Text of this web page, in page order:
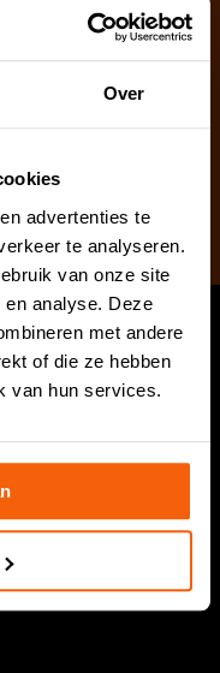
Over
advertenties te
te analyseren.
van onze site
analyse. Deze
met andere
of die ze hebben
van hun services.